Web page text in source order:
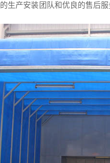
生产安装团队和优良的售后